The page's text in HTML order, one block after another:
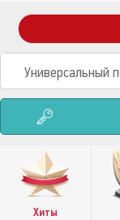
Хиты